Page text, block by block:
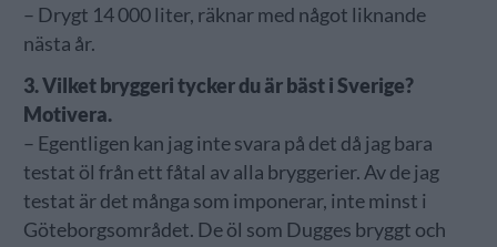
– Drygt 14 000 liter, räknar med något liknande
nästa år.
3. Vilket bryggeri tycker du är bäst i Sverige?
Motivera.
– Egentligen kan jag inte svara på det då jag bara
testat öl från ett fåtal av alla bryggerier. Av de jag
testat är det många som imponerar, inte minst i
Göteborgsområdet. De öl som Dugges bryggt och